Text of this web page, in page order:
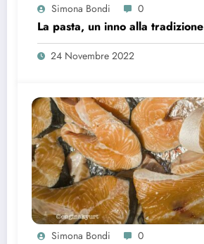
Simona Bondi 0
La pasta, un inno alla tradizione
24 Novembre 2022
Simona Bondi 0